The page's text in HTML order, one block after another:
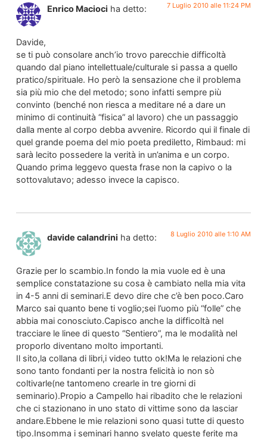
Enrico Macioci ha detto: 7 Luglio 2010 alle 11:24 PM
Davide,
se ti può consolare anch’io trovo parecchie difficoltà
quando dal piano intellettuale/culturale si passa a quello
pratico/spirituale. Ho però la sensazione che il problema
sia più mio che del metodo; sono infatti sempre più
convinto (benché non riesca a meditare né a dare un
minimo di continuità “fisica” al lavoro) che un passaggio
dalla mente al corpo debba avvenire. Ricordo qui il finale di
quel grande poema del mio poeta prediletto, Rimbaud: mi
sarà lecito possedere la verità in un’anima e un corpo.
Quando prima leggevo questa frase non la capivo o la
sottovalutavo; adesso invece la capisco.
davide calandrini ha detto: 8 Luglio 2010 alle 1:10 AM
Grazie per lo scambio.In fondo la mia vuole ed è una
semplice constatazione su cosa è cambiato nella mia vita
in 4-5 anni di seminari.E devo dire che c’è ben poco.Caro
Marco sai quanto bene ti voglio;sei l’uomo più “folle” che
abbia mai conosciuto.Capisco anche la difficoltà nel
tracciare le linee di questo “Sentiero”, ma le modalità nel
proporlo diventano molto importanti.
Il sito,la collana di libri,i video tutto ok!Ma le relazioni che
sono tanto fondanti per la nostra felicità io non sò
coltivarle(ne tantomeno crearle in tre giorni di
seminario).Propio a Campello hai ribadito che le relazioni
che ci stazionano in uno stato di vittime sono da lasciar
andare.Ebbene le mie relazioni sono quasi tutte di questo
tipo.Insomma i seminari hanno svelato queste ferite ma